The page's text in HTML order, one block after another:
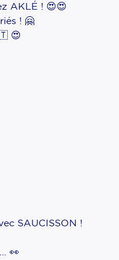
AKLÉ ! 😍😍
! 🤗
😍
SAUCISSON !
👀